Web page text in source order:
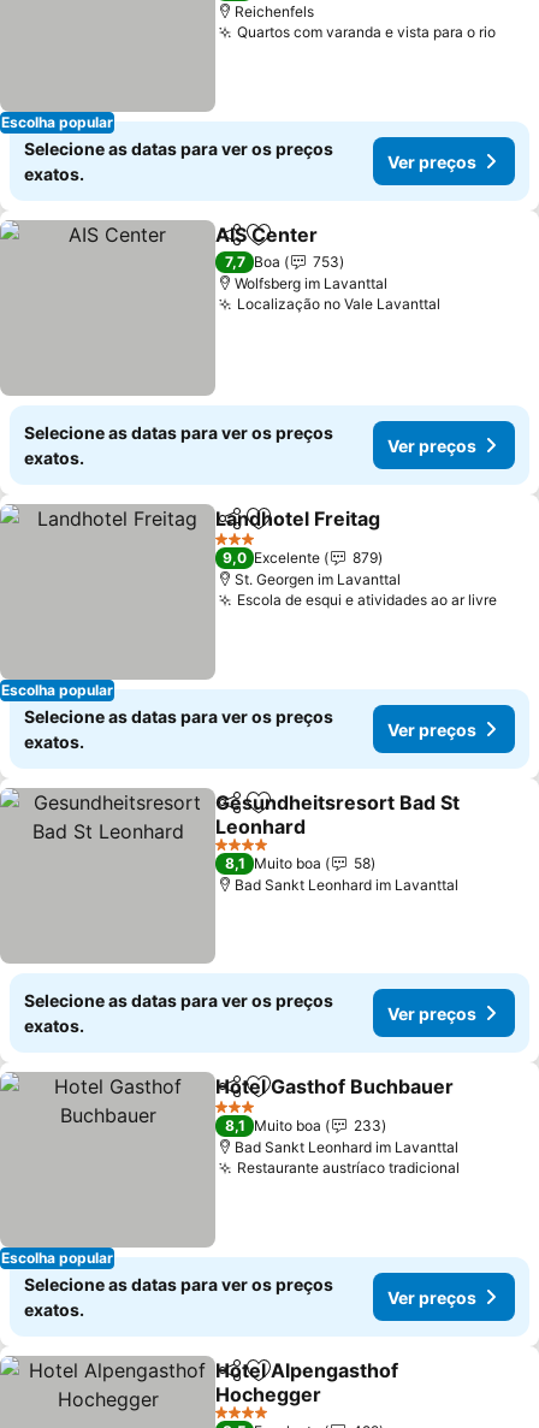
Escolha popular
Reichenfels
Quartos com varanda e vista para o rioVer
Selecione as datas para ver os preços
exatos.
Ver preços
PartilharAdicionar aos favoritos
AIS Center
7,7 Boa
753
Wolfsberg im Lavanttal
Localização no Vale Lavanttal
Selecione as datas para ver os preços
exatos.
Ver preços
Escolha popular
PartilharAdicionar aos favoritos
Landhotel Freitag
3 Estrelas
9,0 Excelente
879
St. Georgen im Lavanttal
Escola de esqui e atividades ao ar livreVer
Selecione as datas para ver os preços
exatos.
Ver preços
PartilharAdicionar aos favoritos
Gesundheitsresort Bad St
Leonhard
Ver preços
4 Estrelas
8,1 Muito boa
58
Bad Sankt Leonhard im Lavanttal
Selecione as datas para ver os preços
exatos.
Ver preços
Escolha popular
PartilharAdicionar aos favoritos
Hotel Gasthof Buchbauer
3 Estrelas
8,1 Muito boa
233
Bad Sankt Leonhard im Lavanttal
Restaurante austríaco tradicional
Selecione as datas para ver os preços
exatos.
Ver preços
PartilharAdicionar aos favoritos
Hotel Alpengasthof
Hochegger
Ver preços
4 Estrelas